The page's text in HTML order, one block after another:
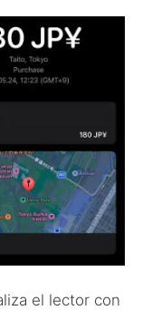
el lector con